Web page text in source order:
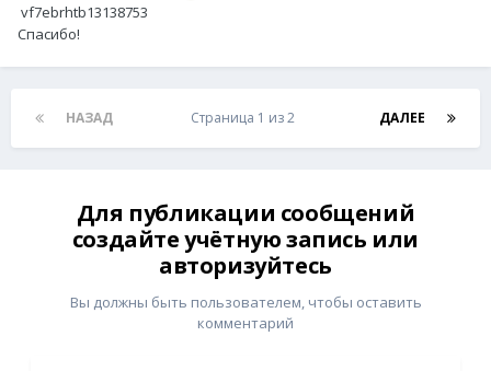
vf7ebrhtb13138753
Спасибо!
НАЗАД ДАЛЕЕ
Страница 1 из 2
Для публикации сообщений
создайте учётную запись или
авторизуйтесь
Вы должны быть пользователем, чтобы оставить
комментарий